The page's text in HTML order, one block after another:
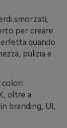
smorzati,
per creare
quando
pulizia e
colori
oltre a
branding, UI,